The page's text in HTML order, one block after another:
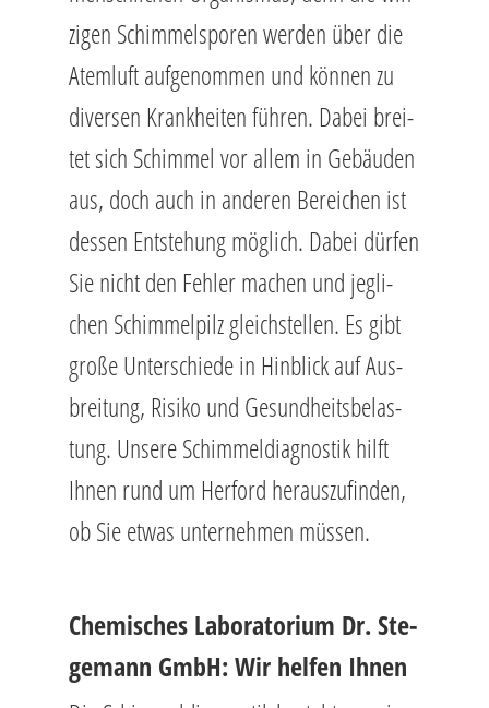
zi­gen Schim­mel­spo­ren wer­den über die
Atem­luft auf­ge­nom­men und kön­nen zu
di­ver­sen Krank­hei­ten füh­ren. Dabei brei­
tet sich Schim­mel vor allem in Ge­bäu­den
aus, doch auch in an­de­ren Be­rei­chen ist
des­sen Ent­ste­hung mög­lich. Dabei dür­fen
Sie nicht den Feh­ler ma­chen und jeg­li­
chen Schim­mel­pilz gleich­stel­len. Es gibt
große Un­ter­schie­de in Hin­blick auf Aus­
brei­tung, Ri­si­ko und Ge­sund­heits­be­las­
tung. Un­se­re Schim­mel­dia­gnos­tik hilft
Ihnen rund um Her­ford her­aus­zu­fin­den,
ob Sie etwas un­ter­neh­men müs­sen.
Che­mi­sches La­bo­ra­to­ri­um Dr. Ste­
ge­mann GmbH: Wir hel­fen Ihnen